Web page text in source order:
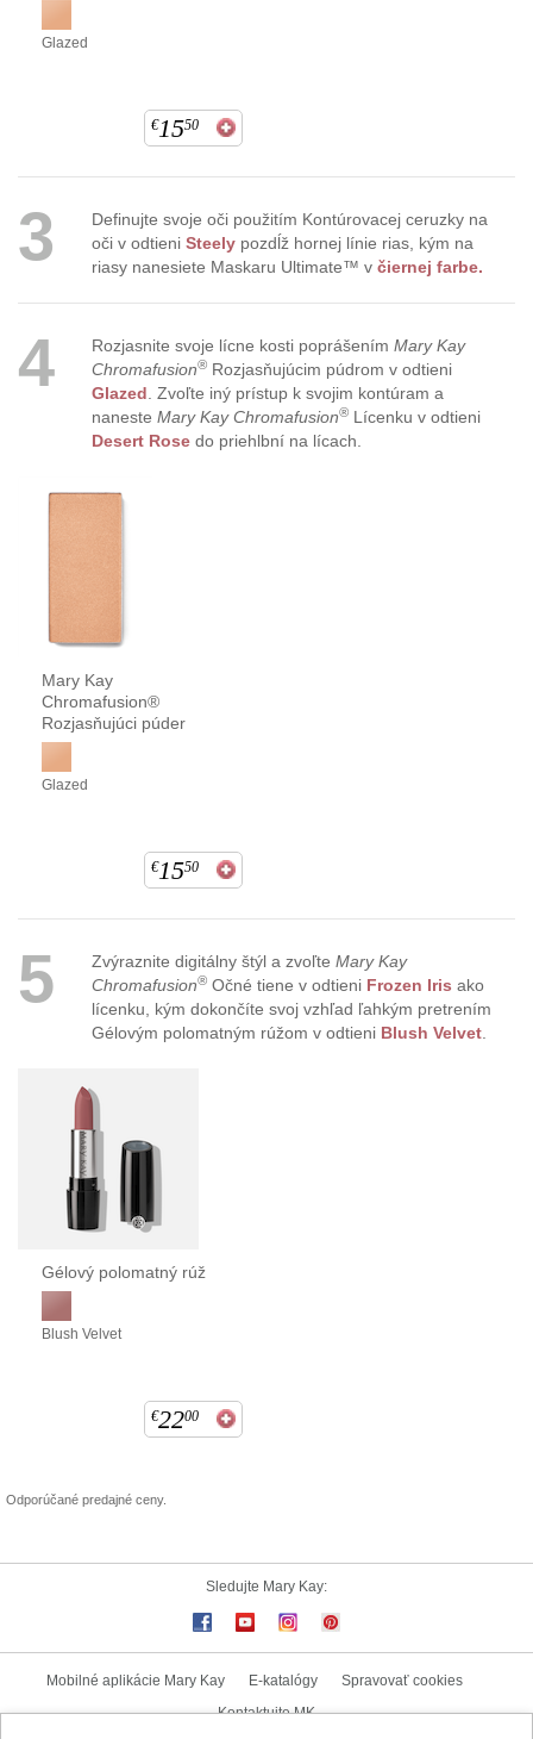
Glazed
€1550
3
Definujte svoje oči použitím Kontúrovacej ceruzky na
oči v odtieni Steelypozdĺž hornej línie rias, kým na
riasy nanesiete Maskaru Ultimate™ v čiernej farbe.
4 Rozjasnite svoje lícne kosti poprášením Mary Kay
Chromafusion®Rozjasňujúcim púdrom v odtieni
Glazed . Zvoľte iný prístup k svojim kontúram a
naneste Mary Kay Chromafusion®Lícenku v odtieni
Desert Rosedo priehlbní na lícach.
Mary Kay
Chromafusion®
Rozjasňujúci púder
Glazed
€1550
5 Zvýraznite digitálny štýl a zvoľte Mary Kay
Chromafusion®Očné tiene v odtieni Frozen Iris ako
lícenku, kým dokončíte svoj vzhľad ľahkým pretrením
Gélovým polomatným rúžom v odtieni Blush Velvet.
Gélový polomatný rúž
Blush Velvet
€2200
Odporúčané predajné ceny.
Sledujte Mary Kay:
Mobilné aplikácie Mary Kay E-katalógy
Spravovať cookies
Kontaktujte MK